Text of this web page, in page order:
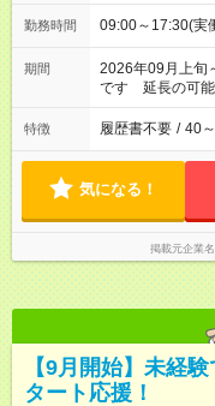
勤務時間 09:00～17:30(
期間
2026年09月上旬
です 延長の可
特徴 履歴書不要 / 40
気になる！
掲載元企業名
【9月開始】未経
タート応援！